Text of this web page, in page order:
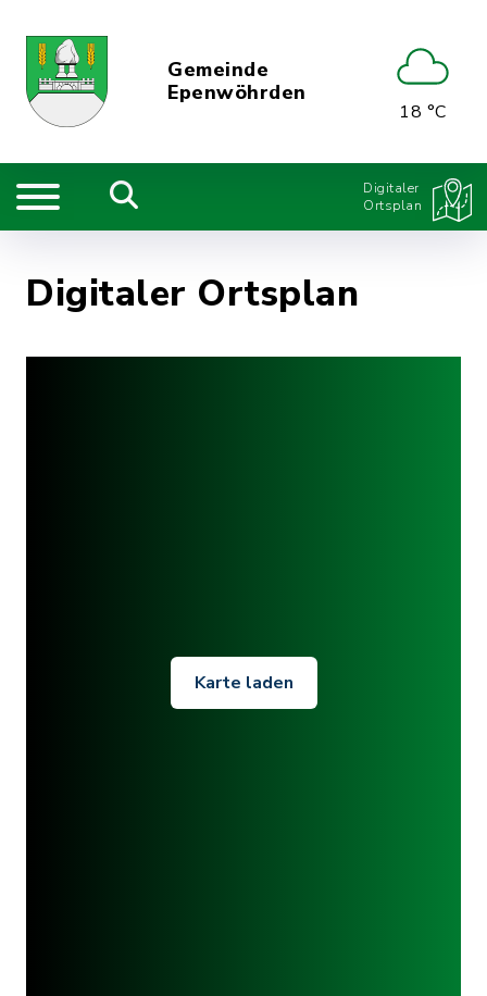
Gemeinde
Epenwöhrden
18 °C
Digitaler
Ortsplan
Digitaler Ortsplan
Karte laden